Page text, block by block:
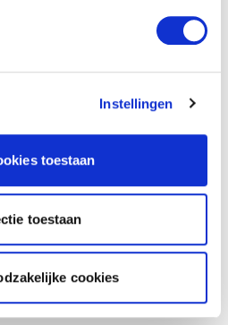
Instellingen
toestaan
toestaan
cookies